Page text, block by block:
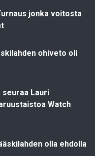
jonka voitosta
ohiveto oli
seuraa Lauri
Watch
olla ehdolla